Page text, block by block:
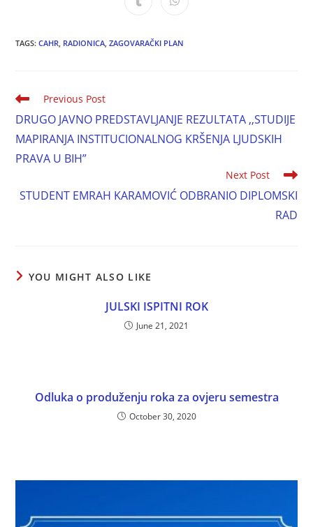
TAGS:CAHR, RADIONICA, ZAGOVARAČKI PLAN
Previous Post
DRUGO JAVNO PREDSTAVLJANJE REZULTATA ,,STUDIJE
MAPIRANJA INSTITUCIONALNOG KRŠENJA LJUDSKIH
PRAVA U BIH”
Next Post
STUDENT EMRAH KARAMOVIĆ ODBRANIO DIPLOMSKI
RAD
YOU MIGHT ALSO LIKE
JULSKI ISPITNI ROK
June 21, 2021
Odluka o produženju roka za ovjeru semestra
October 30, 2020